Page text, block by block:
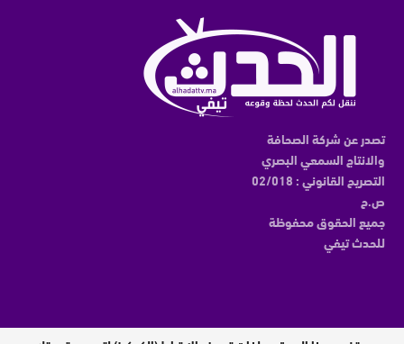
تصدر عن شركة الصحافة
والانتاج السمعي البصري
التصريح القانوني : 02/018
ص.ح
جميع الحقوق محفوظة
للحدث تيفي